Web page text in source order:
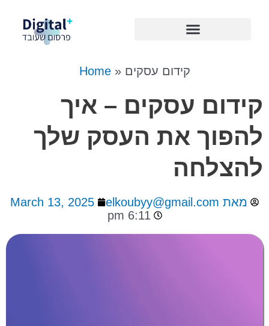
content
Home» קידום עסקים
קידום עסקים – איך
להפוך את העסק שלך
להצלחה
מאת
March 13, 2025
6:11 pm